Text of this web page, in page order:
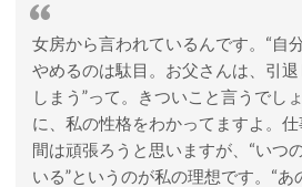
女房から言われているんです。“自
やめるのは駄目。お父さんは、引
しまう”って。きついこと言うでし
に、私の性格をわかってますよ。
間は頑張ろうと思いますが、“いつ
いる”というのが私の理想です。“